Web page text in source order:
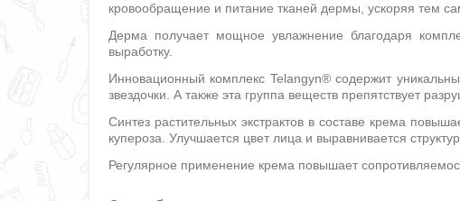
кровообращение и питание тканей дермы, ускоряя тем
Дерма получает мощное увлажнение благодаря
выработку.
Инновационный комплекс Telangyn® содержит
звездочки. А также эта группа веществ препятствует
Синтез растительных экстрактов в составе крема
купероза. Улучшается цвет лица и выравнивается
Регулярное применение крема повышает